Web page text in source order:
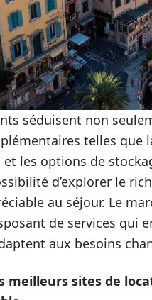
séduisent non
telles que
les options de
d’explorer le
au séjour. Le
de services qui
aux besoins
meilleurs sites de